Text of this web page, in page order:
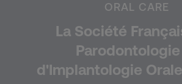
ORAL CARE
La Société
d'Implantologie Orale